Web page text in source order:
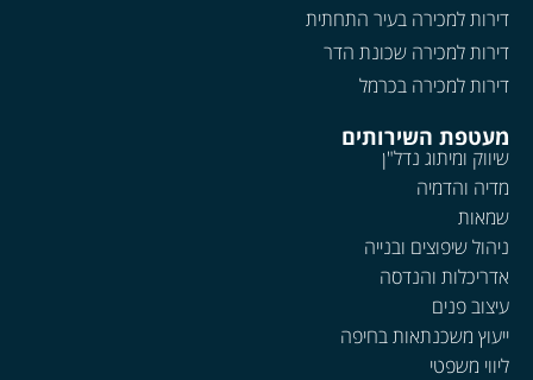
דירות למכירה בעיר התחתית
דירות למכירה שכונת הדר
דירות למכירה בכרמל
מעטפת השירותים
שיווק ומיתוג נדל"ן
מדיה והדמיה
שמאות
ניהול שיפוצים ובנייה
אדריכלות והנדסה
עיצוב פנים
ייעוץ משכנתאות בחיפה
ליווי משפטי